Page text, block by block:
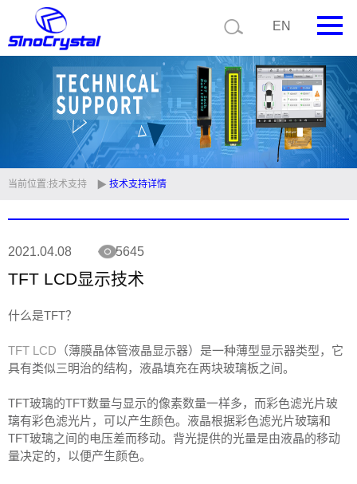
EN
技术支持
视频中心
新闻中心
定制品
当前位置:技术支持 技术支持详情
2021.04.08 5645
TFT LCD显示技术
什么是TFT？
TFT LCD （薄膜晶体管液晶显示器）是一种薄型显示器类型，它
具有类似三明治的结构，液晶填充在两块玻璃板之间。
TFT玻璃的TFT数量与显示的像素数量一样多，而彩色滤光片玻
璃有彩色滤光片，可以产生颜色。液晶根据彩色滤光片玻璃和
TFT玻璃之间的电压差而移动。背光提供的光量是由液晶的移动
量决定的，以便产生颜色。